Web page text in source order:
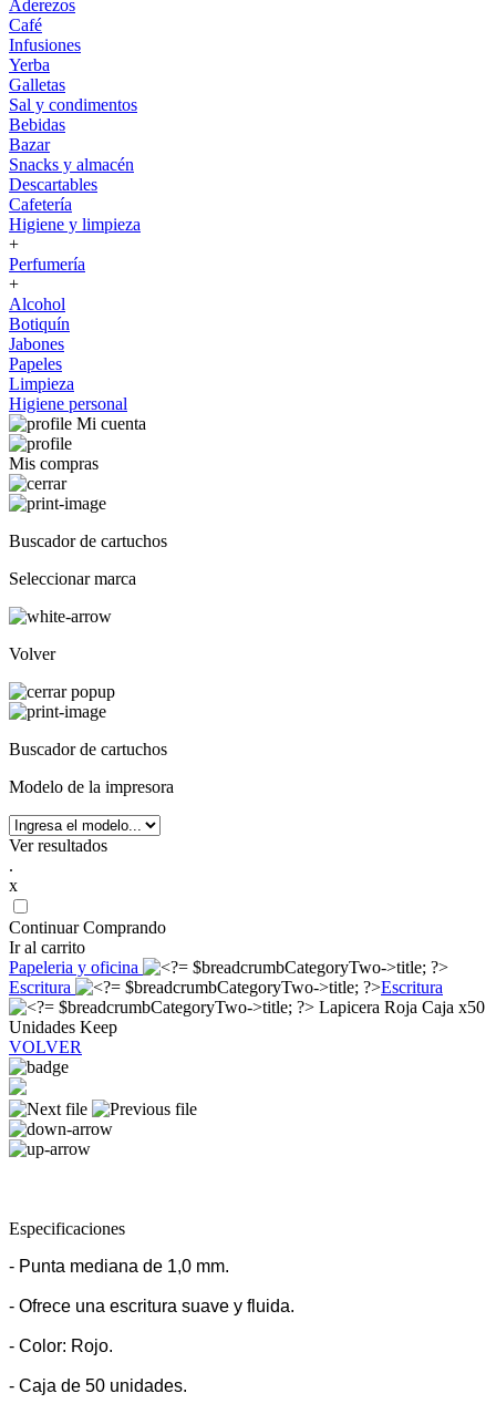
Aderezos
Café
Infusiones
Yerba
Galletas
Sal y condimentos
Bebidas
Bazar
Snacks y almacén
Descartables
Cafetería
Higiene y limpieza
+
Perfumería
+
Alcohol
Botiquín
Jabones
Papeles
Limpieza
Higiene personal
Mi cuenta
Mis compras
Buscador de cartuchos
Seleccionar marca
Volver
Buscador de cartuchos
Modelo de la impresora
Ver resultados
.
x
Continuar Comprando
Ir al carrito
Papeleria y oficina
Escritura
Escritura
Lapicera Roja Caja x50
Unidades Keep
VOLVER
Especificaciones
- Punta mediana de 1,0 mm.
- Ofrece una escritura suave y fluida.
- Color: Rojo.
- Caja de 50 unidades.